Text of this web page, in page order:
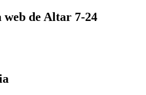
web de Altar 7-24